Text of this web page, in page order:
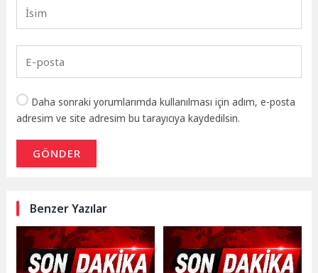
Daha sonraki yorumlarımda kullanılması için adım, e-posta
adresim ve site adresim bu tarayıcıya kaydedilsin.
GÖNDER
Benzer Yazılar